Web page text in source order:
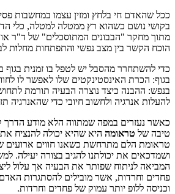
ככל שהאדם חי בלחץ ומזין עצמו במחשבות
בקושי נושם כשהוא רץ ממטלה למטלה, כלי
מתוך מחקר "הבבונים המתוסכלים" של ד"ר
הוכח הקשר בין מצב נפשי והתפתחות מחלות
כדי להשתחרר מהסבל יש לטפל בו זמנית בגוף
בגוף: הכרת האינסטינקטים שלו לאפשר לו
בנפש: ההבנה כיצד נוצרה הבעיה תורמת
להעלות אנרגיה ולחשוב חיובי כדי שהאנרגיה
כאשר נעזרים במפה שמתווה הלא מודע הדרך
טיבה של טראומה היא שהיא יכולה להנציח
טראומת הלם מתרחשת כשאנו חווים ארועים
ושמדכאים את יכולתנו להגיב בצורה יעילה.
המביאה לניתוח שפותר את הבעיה אך עלול
פחדים וחרדות, אשר מובילים להסתגרות
וכניסה ללופ יותר עמוק של פחדים וחרדות.